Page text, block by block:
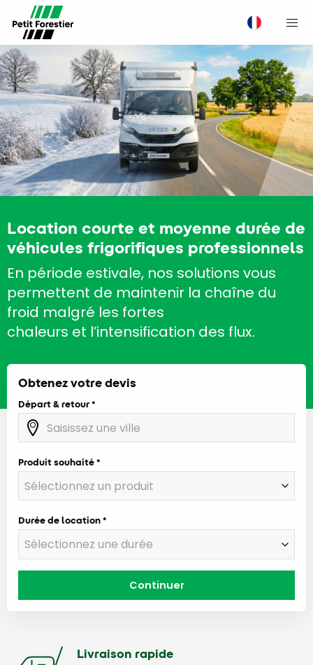
Location courte et moyenne durée de
véhicules frigorifiques professionnels
En période estivale, nos solutions vous
permettent de maintenir la chaîne du
froid malgré les fortes
chaleurs et l’intensification des flux.
Obtenez votre devis
Départ & retour
Produit souhaité
Durée de location
Livraison rapide